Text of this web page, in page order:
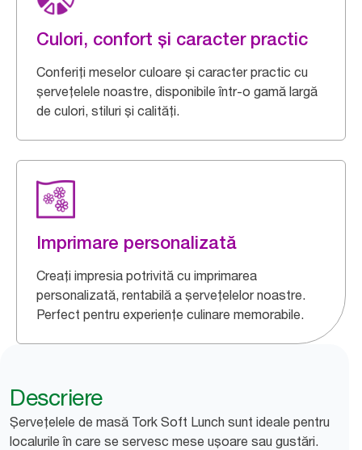
Culori, confort și caracter practic
Conferiți meselor culoare și caracter practic cu
șervețelele noastre, disponibile într-o gamă largă
de culori, stiluri și calități.
Imprimare personalizată
Creați impresia potrivită cu imprimarea
personalizată, rentabilă a șervețelelor noastre.
Perfect pentru experiențe culinare memorabile.
Descriere
Șervețelele de masă Tork Soft Lunch sunt ideale pentru
localurile în care se servesc mese ușoare sau gustări.